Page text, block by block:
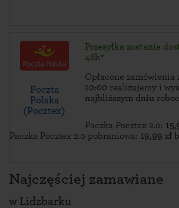
Poczta
Polska
(Pocztex)
Przesyłka zostanie
48h*
Opłacone zamówienia
10:00 realizujemy i
najbliższym dniu
Paczka Pocztex 2.0:
Paczka Pocztex 2.0 pobraniowa: 19,99 zł
Najczęściej zamawiane
w Lidzbarku